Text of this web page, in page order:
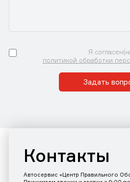
Я
политикой обработки
Задать
Контакты
Автосервис «Центр Правильного